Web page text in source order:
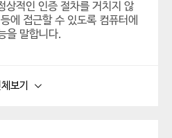
적인 인증 절차를 거치지 않
에 접근할 수 있도록 컴퓨터에
을 말합니다.
자나 시스템 공급자의 유지보수
보기